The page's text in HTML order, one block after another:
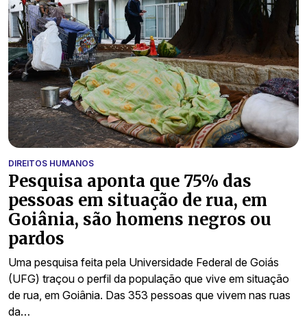
DIREITOS HUMANOS
Pesquisa aponta que 75% das
pessoas em situação de rua, em
Goiânia, são homens negros ou
pardos
Uma pesquisa feita pela Universidade Federal de Goiás
(UFG) traçou o perfil da população que vive em situação
de rua, em Goiânia. Das 353 pessoas que vivem nas ruas
da…